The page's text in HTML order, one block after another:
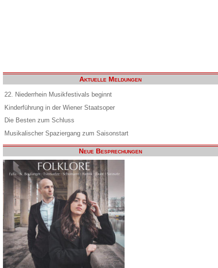
Aktuelle Meldungen
22. Niederrhein Musikfestivals beginnt
Kinderführung in der Wiener Staatsoper
Die Besten zum Schluss
Musikalischer Spaziergang zum Saisonstart
Neue Besprechungen